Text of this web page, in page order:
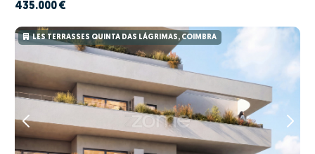
435.000 €
LES TERRASSES QUINTA DAS LÁGRIMAS, COIMBRA